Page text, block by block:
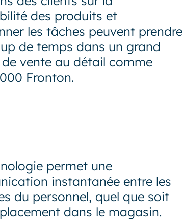
des produits et
les tâches peuvent prendre
de temps dans un grand
vente au détail comme
Fronton.
permet une
instantanée entre les
du personnel, quel que soit
dans le magasin.